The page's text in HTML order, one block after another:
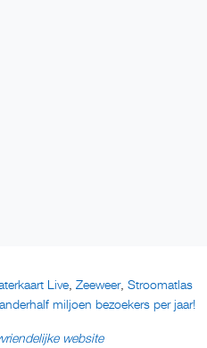
Live, Zeeweer, Stroomatlas
anderhalf miljoen bezoekers per jaar!
website